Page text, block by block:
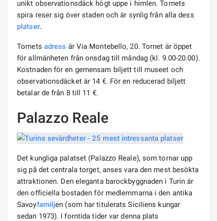
unikt observationsdäck högt uppe i himlen. Tornets
spira reser sig över staden och är synlig från alla dess
platser.
Tornets adress är Via Montebello, 20. Tornet är öppet
för allmänheten från onsdag till måndag (kl. 9.00-20.00).
Kostnaden för en gemensam biljett till museet och
observationsdäcket är 14 €. För en reducerad biljett
betalar de från 8 till 11 €.
Palazzo Reale
Det kungliga palatset (Palazzo Reale), som tornar upp
sig på det centrala torget, anses vara den mest besökta
attraktionen. Den eleganta barockbyggnaden i Turin är
den officiella bostaden för medlemmarna i den antika
Savoyfamiljen (som har titulerats Siciliens kungar
sedan 1973). I forntida tider var denna plats